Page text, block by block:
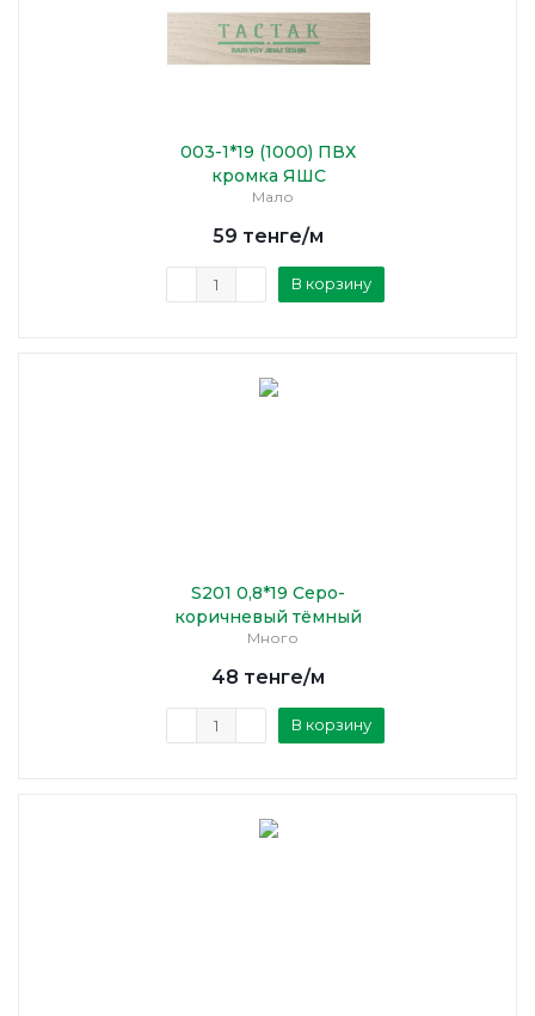
003-1*19 (1000) ПВХ
кромка ЯШС
Мало
59 тенге/м
В корзину
S201 0,8*19 Серо-
коричневый тёмный
Много
48 тенге/м
В корзину